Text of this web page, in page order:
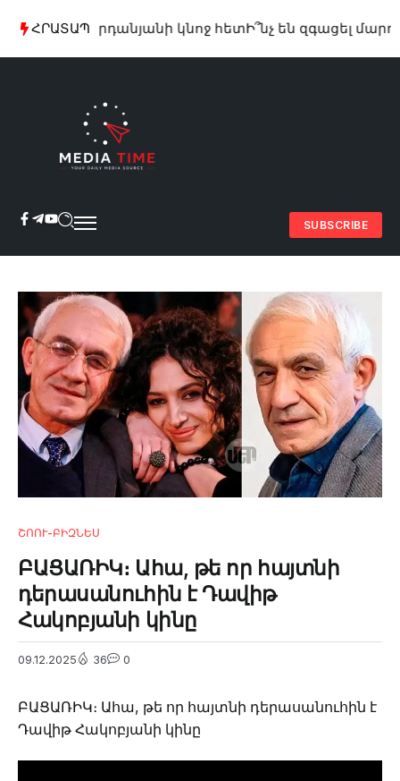
ՀՐԱՏԱՊ
Վարդանյանի կնոջ հետԻ՞նչ են զգացել
SUBSCRIBE
ՇՈՈՒ-ԲԻԶՆԵՍ
ԲԱՑԱՌԻԿ։ Ահա, թե որ հայտնի
դերասանուհին է Դավիթ
Հակոբյանի կինը
09.12.2025 36 0
ԲԱՑԱՌԻԿ։ Ահա, թե որ հայտնի դերասանուհին է
Դավիթ Հակոբյանի կինը